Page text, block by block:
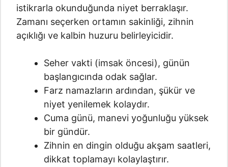
istikrarla okunduğunda niyet berraklaşır.
Zamanı seçerken ortamın sakinliği, zihnin
açıklığı ve kalbin huzuru belirleyicidir.
Seher vakti (imsak öncesi), günün
başlangıcında odak sağlar.
Farz namazların ardından, şükür ve
niyet yenilemek kolaydır.
Cuma günü, manevi yoğunluğu yüksek
bir gündür.
Zihnin en dingin olduğu akşam saatleri,
dikkat toplamayı kolaylaştırır.